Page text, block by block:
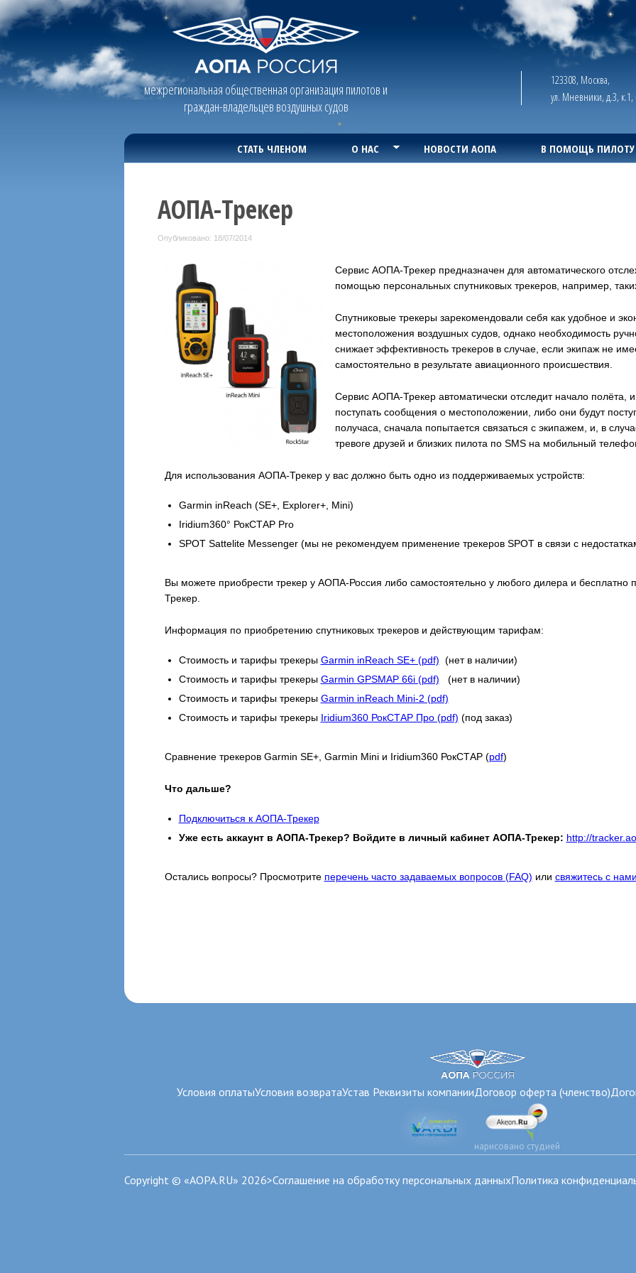
межрегиональная общественная организация пилотов и
граждан-владельцев воздушных судов
123308, Москва,
ул. Мневники, д.3,
СТАТЬ ЧЛЕНОМ О НАС НОВОСТИ АОПА В ПОМОЩЬ ПИЛОТУ
АОПА-Трекер
Опубликовано: 18/07/2014
Сервис АОПА-Трекер предназначен для автоматического
помощью персональных спутниковых трекеров, например,
Спутниковые трекеры зарекомендовали себя как удобное и
местоположения воздушных судов, однако необходимость
снижает эффективность трекеров в случае, если экипаж не
самостоятельно в результате авиационного происшествия.
Сервис АОПА-Трекер автоматически отследит начало полёта,
поступать сообщения о местоположении, либо они будут
получаса, сначала попытается связаться с экипажем, и, в
тревоге друзей и близких пилота по SMS на мобильный
Для использования АОПА-Трекер у вас должно быть одно из поддерживаемых устройств:
Garmin inReach (SE+, Explorer+, Mini)
Iridium360° РокСТАР Pro
SPOT Sattelite Messenger (мы не рекомендуем применение трекеров SPOT в связи с
Вы можете приобрести трекер у АОПА-Россия либо самостоятельно у любого дилера и бесплатно
Трекер.
Информация по приобретению спутниковых трекеров и действующим тарифам:
Стоимость и тарифы трекеры Garmin inReach SE+ (pdf) (нет в наличии)
Cтоимость и тарифы трекеры Garmin GPSMAP 66i (pdf) (нет в наличии)
Стоимость и тарифы трекеры Garmin inReach Mini-2 (pdf)
Стоимость и тарифы трекеры Iridium360 РокСТАР Про (pdf) (под заказ)
Сравнение трекеров Garmin SE+, Garmin Mini и Iridium360 РокСТАР (pdf)
Что дальше?
Подключиться к АОПА-Трекер
Уже есть аккаунт в АОПА-Трекер? Войдите в личный кабинет АОПА-Трекер: http://
Остались вопросы? Просмотрите перечень часто задаваемых вопросов (FAQ) или свяжитесь с нами
Условия оплатыУсловия возвратаУстав Реквизиты компанииДоговор оферта (членство)
нарисовано студией
Copyright © «AOPA.RU» 2026>Соглашение на обработку персональных данныхПолитика